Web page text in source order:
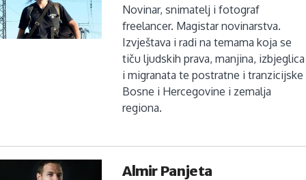
Novinar, snimatelj i fotograf
freelancer. Magistar novinarstva.
Izvještava i radi na temama koja se
tiču ljudskih prava, manjina, izbjeglica
i migranata te postratne i tranzicijske
Bosne i Hercegovine i zemalja
regiona.
Almir Panjeta